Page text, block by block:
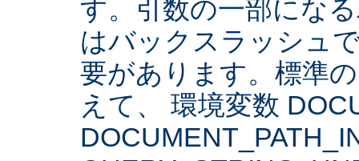
す。引数の一部にな
はバックスラッシュ
要があります。標準
えて、 環境変数